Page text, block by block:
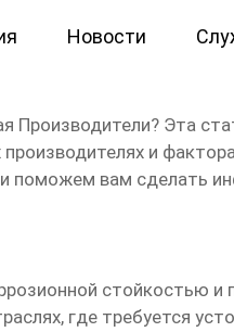
Новости
Производители? Эта
и
и поможем вам сделать
стойкостью
где требуется